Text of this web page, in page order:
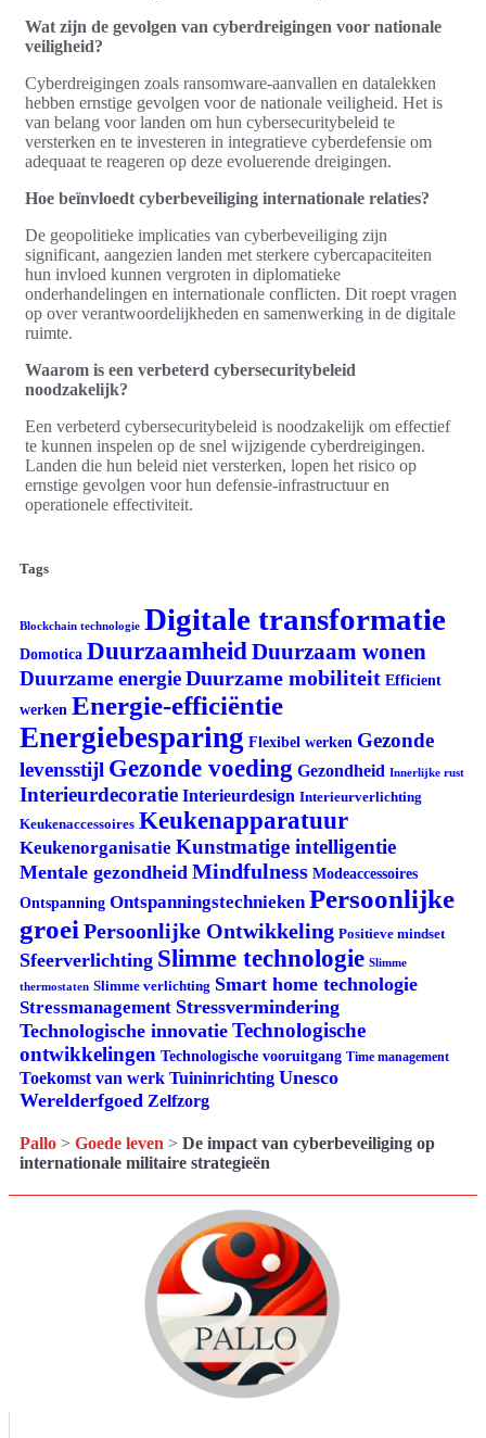
Wat zijn de gevolgen van cyberdreigingen voor nationale
veiligheid?
Cyberdreigingen zoals ransomware-aanvallen en datalekken
hebben ernstige gevolgen voor de nationale veiligheid. Het is
van belang voor landen om hun cybersecuritybeleid te
versterken en te investeren in integratieve cyberdefensie om
adequaat te reageren op deze evoluerende dreigingen.
Hoe beïnvloedt cyberbeveiliging internationale relaties?
De geopolitieke implicaties van cyberbeveiliging zijn
significant, aangezien landen met sterkere cybercapaciteiten
hun invloed kunnen vergroten in diplomatieke
onderhandelingen en internationale conflicten. Dit roept vragen
op over verantwoordelijkheden en samenwerking in de digitale
ruimte.
Waarom is een verbeterd cybersecuritybeleid
noodzakelijk?
Een verbeterd cybersecuritybeleid is noodzakelijk om effectief
te kunnen inspelen op de snel wijzigende cyberdreigingen.
Landen die hun beleid niet versterken, lopen het risico op
ernstige gevolgen voor hun defensie-infrastructuur en
operationele effectiviteit.
Tags
Blockchain technologie Digitale transformatie
Domotica Duurzaamheid Duurzaam wonen
Duurzame energieDuurzame mobiliteit Efficient
werken Energie-efficiëntie
Energiebesparing Flexibel werken Gezonde
levensstijl Gezonde voeding Gezondheid Innerlijke rust
Interieurdecoratie Interieurdesign Interieurverlichting
Keukenaccessoires Keukenapparatuur
Keukenorganisatie Kunstmatige intelligentie
Mentale gezondheid Mindfulness Modeaccessoires
Ontspanning Ontspanningstechnieken Persoonlijke
groei Persoonlijke Ontwikkeling Positieve mindset
Sfeerverlichting Slimme technologie Slimme
thermostaten Slimme verlichting Smart home technologie
Stressmanagement Stressvermindering
Technologische innovatie Technologische
ontwikkelingen Technologische vooruitgang Time management
Toekomst van werk Tuininrichting Unesco
Werelderfgoed Zelfzorg
Pallo > Goede leven > De impact van cyberbeveiliging op
internationale militaire strategieën